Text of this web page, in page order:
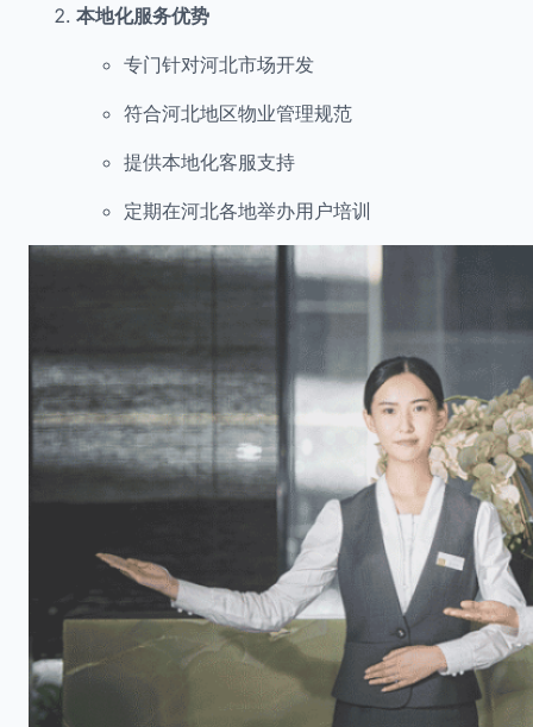
本地化服务优势
专门针对河北市场开发
符合河北地区物业管理规范
提供本地化客服支持
定期在河北各地举办用户培训